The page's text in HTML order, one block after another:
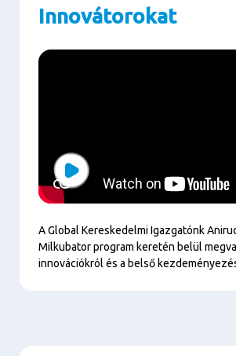
Innovátorokat
Play
A Global Kereskedelmi Igazgatónk
Milkubator program keretén belül
innovációkról és a belső